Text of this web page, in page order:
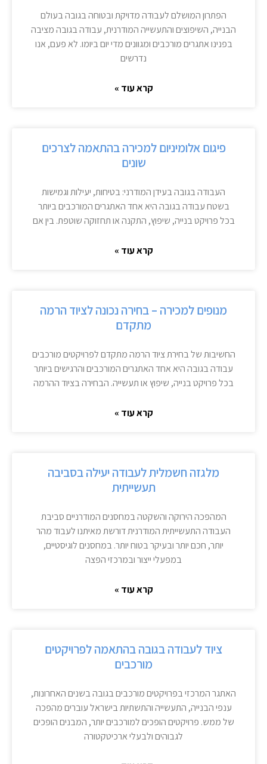
הפתרון המושלם לעבודה מדויקת ובטוחה בגובה בעולם
הבנייה, השיפוצים והתעשייה המודרנית, עבודה בגובה מציבה
בפנינו אתגרים מורכבים ומגוונים מדי יום ביומו. לא פעם, אנו
נדרשים
קרא עוד »
פיגום אלומיניום למכירה בהתאמה לצרכים
שונים
העבודה בגובה בעידן המודרני: בטיחות, יעילות וגמישות
בשטח עבודה בגובה היא אחד האתגרים המורכבים ביותר
בכל פרויקט בנייה, שיפוץ, התקנה או תחזוקה שוטפת. בין אם
קרא עוד »
מנופים למכירה – בחירה נכונה לציוד הרמה
מתקדם
החשיבות של בחירת ציוד הרמה מתקדם לפרויקטים מורכבים
עבודה בגובה היא אחד האתגרים המורכבים והרגישים ביותר
בכל פרויקט בנייה, שיפוץ או תעשייה. הבחירה בציוד ההרמה
קרא עוד »
מלגזה חשמלית לעבודה יעילה בסביבה
תעשייתית
המהפכה הירוקה והשקטה במחסנים המודרניים סביבת
העבודה התעשייתית המודרנית דורשת מאיתנו לעבוד מהר
יותר, חכם יותר ובעיקר בטוח יותר. במחסנים לוגיסטיים,
במפעלי ייצור ובמרכזי הפצה
קרא עוד »
ציוד לעבודה בגובה בהתאמה לפרויקטים
מורכבים
האתגר המרכזי בפרויקטים מורכבים בגובה בשנים האחרונות,
ענפי הבנייה, התעשייה והתשתיות בישראל עוברים מהפכה
של ממש. פרויקטים הופכים למורכבים יותר, המבנים הופכים
לגבוהים ולבעלי ארכיטקטורה